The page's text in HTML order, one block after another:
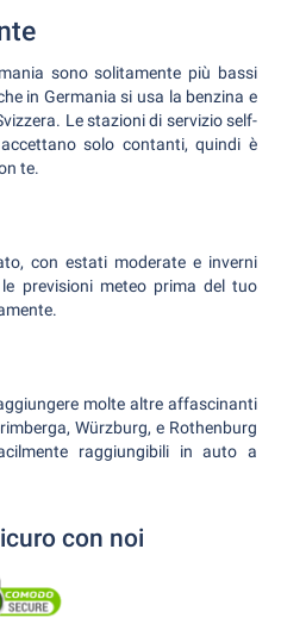
sono solitamente più bassi
in Germania si usa la benzina e
Le stazioni di servizio self-
solo contanti, quindi è
te.
con estati moderate e inverni
previsioni meteo prima del tuo
molte altre affascinanti
Würzburg, e Rothenburg
raggiungibili in auto a
con noi